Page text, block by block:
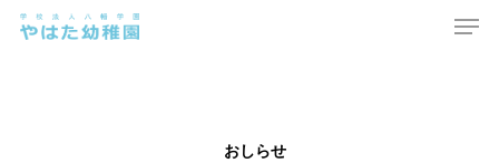
Skip
おしらせ